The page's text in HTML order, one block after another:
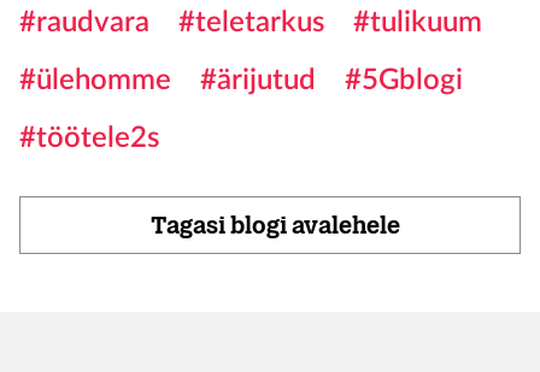
#raudvara #teletarkus
#tulikuum
#ülehomme
#ärijutud
#5Gblogi
#töötele2s
Tagasi blogi avalehele